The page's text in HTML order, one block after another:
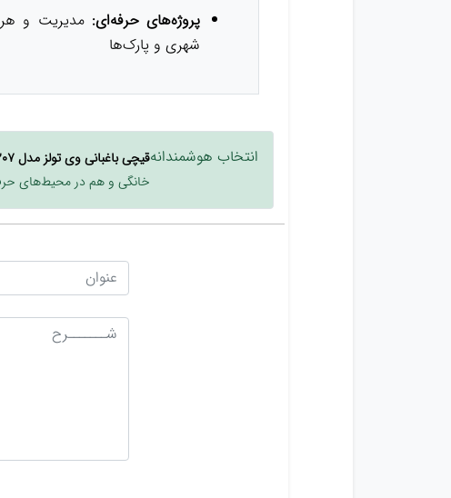
پروژه‌های حرفه‌ای: مدیریت و
شهری و پارک‌ها
انتخاب هوشمندانهقیچی باغبانی وی تولز مدل VT4207
خانگی و هم در محیط‌های